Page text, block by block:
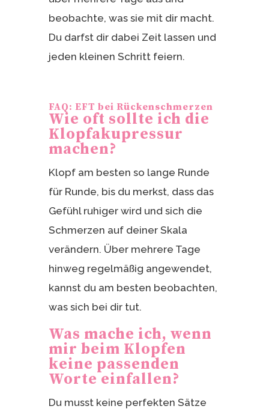
beobachte, was sie mit dir macht.
Du darfst dir dabei Zeit lassen und
jeden kleinen Schritt feiern.
FAQ: EFT bei Rückenschmerzen
Wie oft sollte ich die
Klopfakupressur
machen?
Klopf am besten so lange Runde
für Runde, bis du merkst, dass das
Gefühl ruhiger wird und sich die
Schmerzen auf deiner Skala
verändern. Über mehrere Tage
hinweg regelmäßig angewendet,
kannst du am besten beobachten,
was sich bei dir tut.
Was mache ich, wenn
mir beim Klopfen
keine passenden
Worte einfallen?
Du musst keine perfekten Sätze